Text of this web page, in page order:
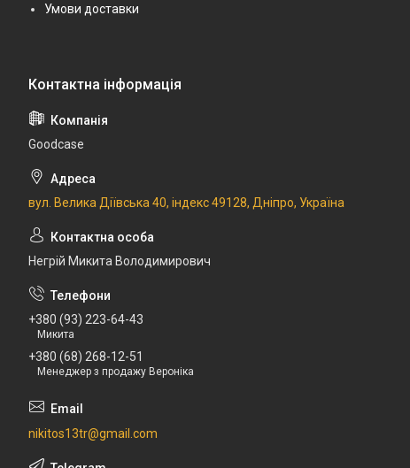
Умови доставки
Goodcase
вул. Велика Діївська 40, індекс 49128, Дніпро, Україна
Негрій Микита Володимирович
+380 (93) 223-64-43
Микита
+380 (68) 268-12-51
Менеджер з продажу Вероніка
nikitos13tr@gmail.com